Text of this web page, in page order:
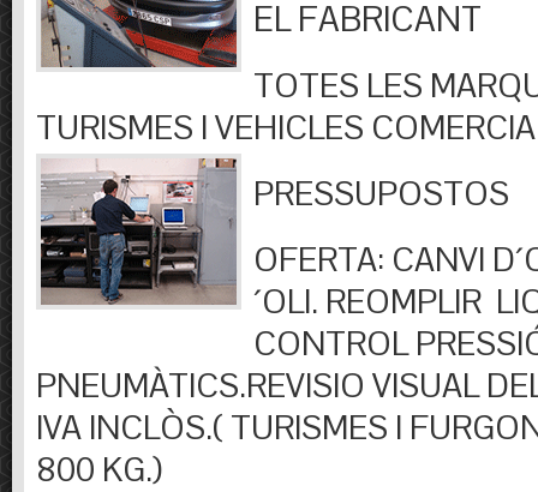
EL FABRICANT
TOTES LES
TURISMES I VEHICLES
PRESSUPOSTOS
OFERTA: CANVI
´OLI. REOMPLIR
CONTROL
PNEUMÀTICS.REVISIO VISUAL
IVA INCLÒS.( TURISMES I
800 KG.)